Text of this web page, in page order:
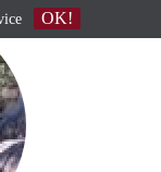
OK!